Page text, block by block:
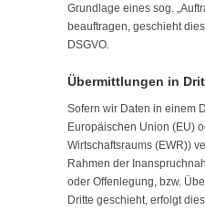
Grundlage eines sog.
beauftragen, geschieht
DSGVO.
Übermittlungen in
Sofern wir Daten in einem
Europäischen Union (EU)
Wirtschaftsraums (EWR))
Rahmen der
oder Offenlegung, bzw.
Dritte geschieht, erfolgt